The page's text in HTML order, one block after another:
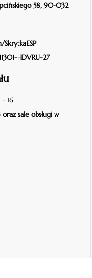
58, 90-032
SkrytkaESP
HDVRU-27
16.
oraz sale obsługi w